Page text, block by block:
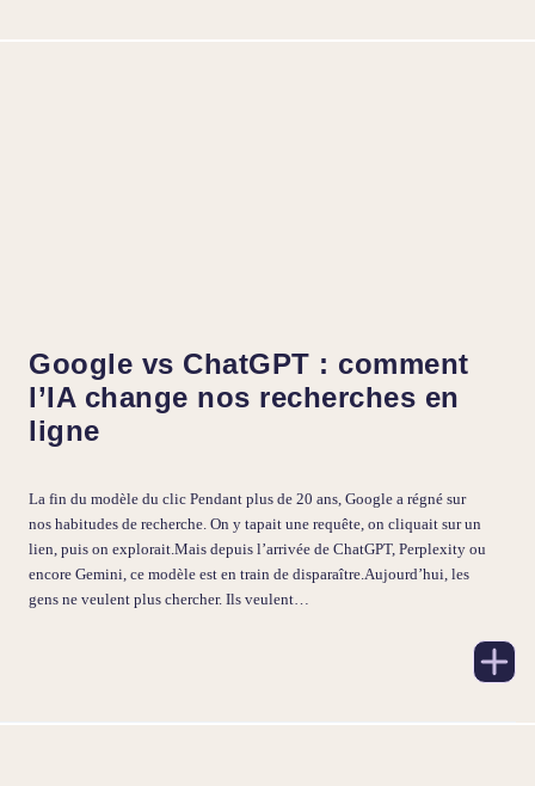
Google vs ChatGPT : comment
l’IA change nos recherches en
ligne
La fin du modèle du clic Pendant plus de 20 ans, Google a régné sur
nos habitudes de recherche. On y tapait une requête, on cliquait sur un
lien, puis on explorait.Mais depuis l’arrivée de ChatGPT, Perplexity ou
encore Gemini, ce modèle est en train de disparaître.Aujourd’hui, les
gens ne veulent plus chercher. Ils veulent…